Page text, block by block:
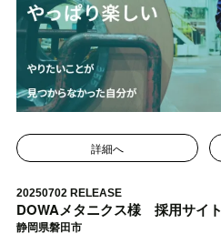
詳細へ
20250702 RELEASE
DOWAメタニクス様 採用サイト
静岡県磐田市